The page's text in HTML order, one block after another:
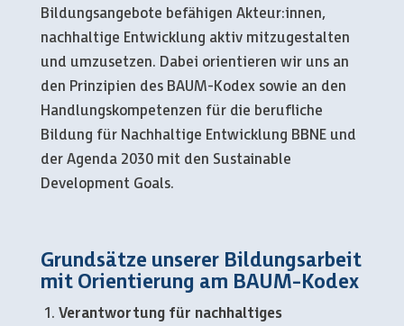
Bildungsangebote befähigen Akteur:innen,
nachhaltige Entwicklung aktiv mitzugestalten
und umzusetzen. Dabei orientieren wir uns an
den Prinzipien des BAUM-Kodex sowie an den
Handlungskompetenzen für die berufliche
Bildung für Nachhaltige Entwicklung BBNE und
der Agenda 2030 mit den Sustainable
Development Goals.
Grundsätze unserer Bildungsarbeit
mit Orientierung am BAUM-Kodex
Verantwortung für nachhaltiges